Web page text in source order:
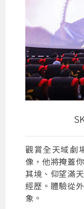
觀賞全天域劇
像，他將掩蓋
其境、仰望滿
經歷。體驗從
象。